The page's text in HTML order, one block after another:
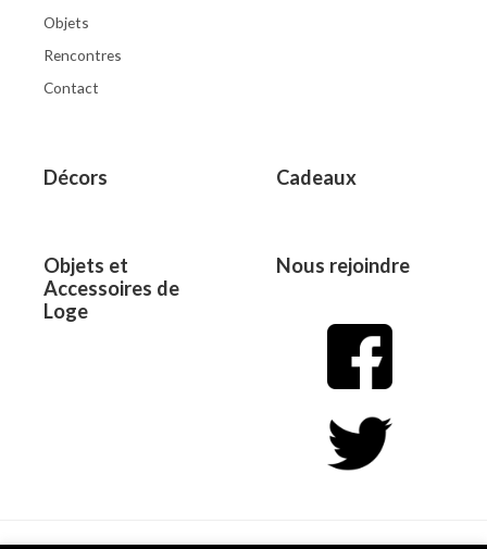
Objets
Rencontres
Contact
Décors Cadeaux
Objets et
Accessoires de
Loge
Nous rejoindre